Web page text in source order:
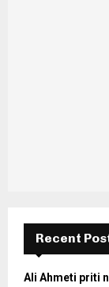
Recent
Ali Ahmeti priti